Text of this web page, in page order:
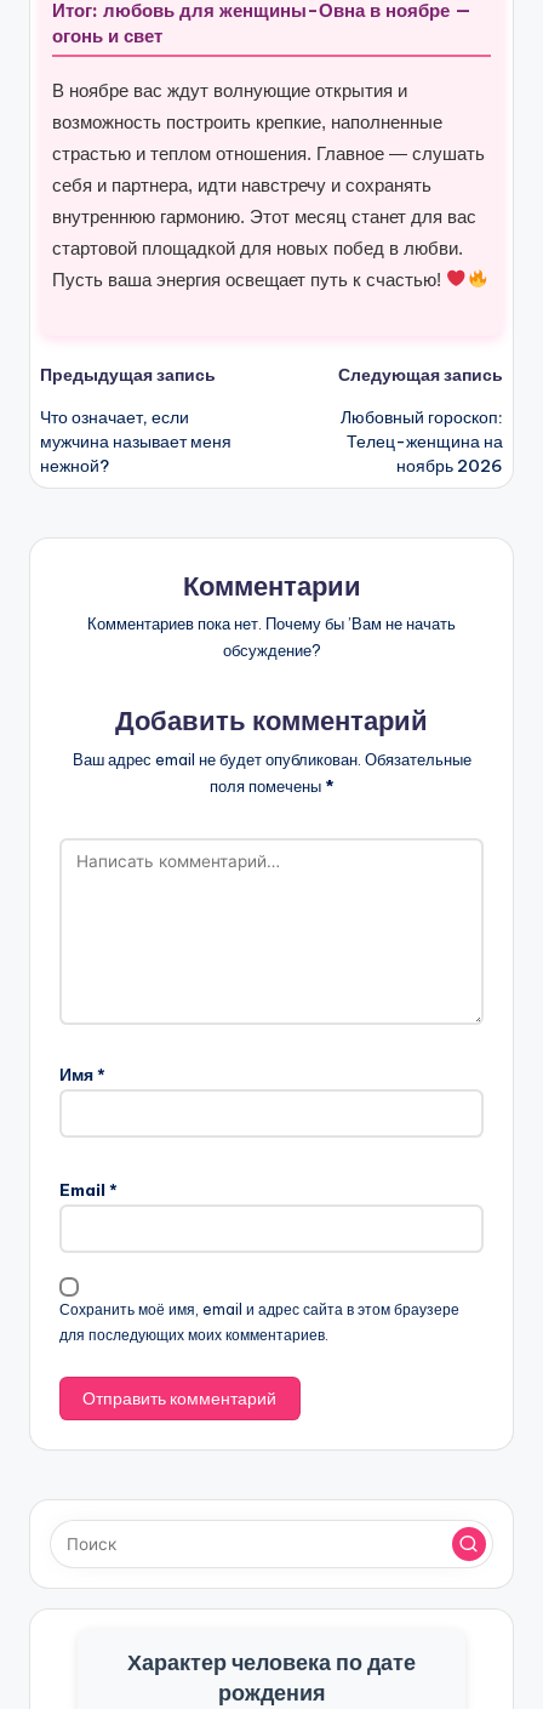
Итог: любовь для женщины-Овна в ноябре —
огонь и свет
В ноябре вас ждут волнующие открытия и
возможность построить крепкие, наполненные
страстью и теплом отношения. Главное — слушать
себя и партнера, идти навстречу и сохранять
внутреннюю гармонию. Этот месяц станет для вас
стартовой площадкой для новых побед в любви.
Пусть ваша энергия освещает путь к счастью!
Навигация
записи
Предыдущая запись
Что означает, если
мужчина называет меня
нежной?
Следующая запись
Любовный гороскоп:
Телец-женщина на
ноябрь 2026
Комментарии
Комментариев пока нет. Почему бы ’Вам не начать
обсуждение?
Добавить комментарий
Ваш адрес email не будет опубликован. Обязательные
поля помечены *
Имя*
Email *
Сохранить моё имя, email и адрес сайта в этом браузере
для последующих моих комментариев.
Характер человека по дате
рождения